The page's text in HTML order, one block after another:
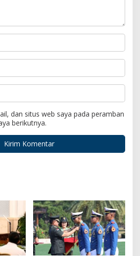
dan situs web saya pada peramban
berikutnya.